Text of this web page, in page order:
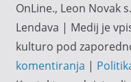
OnLine., Leon Novak
Lendava | Medij je
kulturo pod
komentiranja |